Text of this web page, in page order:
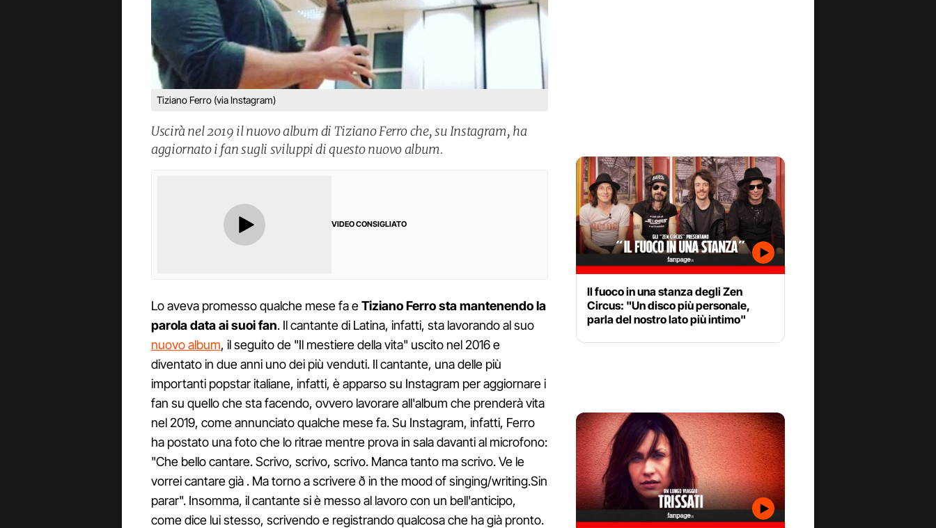
Tiziano Ferro (via Instagram)
Uscirà nel 2019 il nuovo album di Tiziano Ferro che, su Instagram, ha
aggiornato i fan sugli sviluppi di questo nuovo album.
VIDEO CONSIGLIATO
Lo aveva promesso qualche mese fa eTiziano Ferro sta mantenendo la
parola data ai suoi fan. Il cantante di Latina, infatti, sta lavorando al suo
nuovo album, il seguito de "Il mestiere della vita" uscito nel 2016 e
diventato in due anni uno dei più venduti. Il cantante, una delle più
importanti popstar italiane, infatti, è apparso su Instagram per aggiornare i
fan su quello che sta facendo, ovvero lavorare all'album che prenderà vita
nel 2019, come annunciato qualche mese fa. Su Instagram, infatti, Ferro
ha postato una foto che lo ritrae mentre prova in sala davanti al microfono:
"Che bello cantare. Scrivo, scrivo, scrivo. Manca tanto ma scrivo. Ve le
vorrei cantare già . Ma torno a scrivere ð in the mood of singing/writing.Sin
parar". Insomma, il cantante si è messo al lavoro con un bell'anticipo,
come dice lui stesso, scrivendo e registrando qualcosa che ha già pronto.
Il fuoco in una stanza degli Zen
Circus: "Un disco più personale,
parla del nostro lato più intimo"